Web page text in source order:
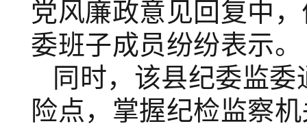
党风廉政意见回复中
委班子成员纷纷表示。
同时， 该县纪委监委
险点，掌握纪检监察